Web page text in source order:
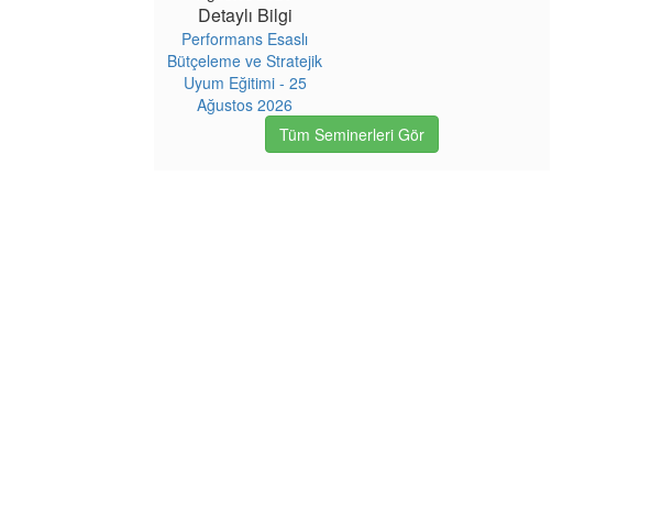
Detaylı Bilgi
Performans Esaslı
Bütçeleme ve Stratejik
Uyum Eğitimi - 25
Ağustos 2026
Tüm Seminerleri Gör